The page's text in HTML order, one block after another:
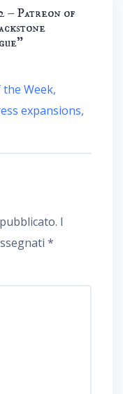
– Patreon of
”
the Week,
expansions,
I
*